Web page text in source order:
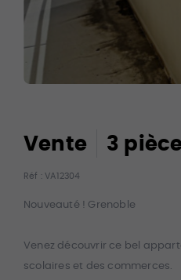
Vente 3
Réf :VA12304
Nouveauté ! Grenoble
Venez découvrir ce bel
scolaires et des commerces.